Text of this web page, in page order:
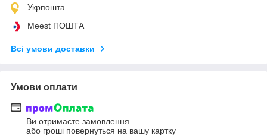
Укрпошта
Meest ПОШТА
Всі умови доставки
Умови оплати
Ви отримаєте замовлення
або гроші повернуться на вашу картку